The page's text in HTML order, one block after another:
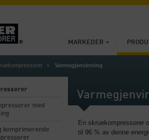
MARKEDER
Varmegjenvinning
med
komprimerende
En skruekompressorer
til 96 % av denne